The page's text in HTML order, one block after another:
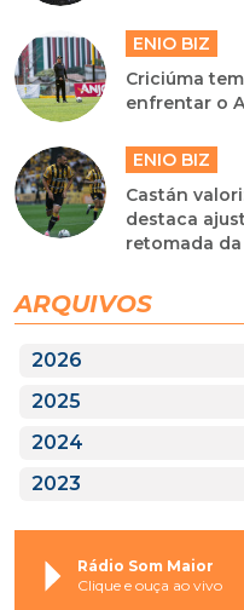
ENIO BIZ
Criciúma
enfrentar o
ENIO BIZ
Castán
destaca
retomada da
ARQUIVOS
2026
2025
2024
2023
Rádio Som Maior
Clique e ouça ao vivo